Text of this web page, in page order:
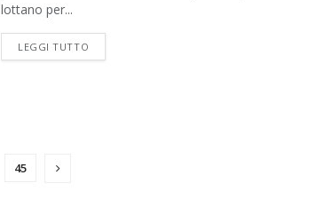
lottano per...
LEGGI TUTTO
45